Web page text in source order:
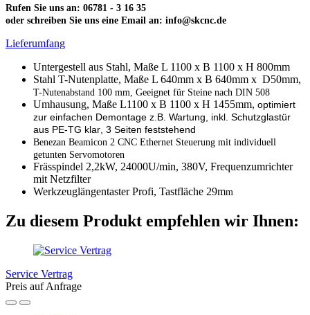
Rufen Sie uns an: 06781 - 3 16 35
oder schreiben Sie uns eine Email an: info@skcnc.de
Lieferumfang
Untergestell aus Stahl, Maße L 1100 x B 1100 x H 800mm
Stahl T-Nutenplatte, Maße L 640mm x B 640mm x D50mm,
T-Nutenabstand 100 mm, Geeignet für Steine nach DIN 508
Umhausung, Maße L1100 x B 1100 x H 1455mm, optimiert
zur einfachen Demontage z.B. Wartung, inkl. Schutzglastür
aus PE-TG klar , 3 Seiten feststehend
Benezan Beamicon 2 CNC Ethernet Steuerung mit individuell
getunten Servomotoren
Frässpindel 2,2kW, 24000U/min, 380V, Frequenzumrichter
mit Netzfilter
Werkzeuglängentaster Profi, Tastfläche 29mm
Zu diesem Produkt empfehlen wir Ihnen:
Service Vertrag
Preis auf Anfrage